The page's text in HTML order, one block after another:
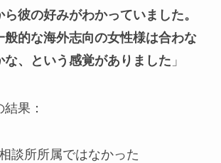
彼の好みがわかっていました。
般的な海外志向の女性様は合わな
な、という感覚がありました 」
果：
談所所属ではなかった